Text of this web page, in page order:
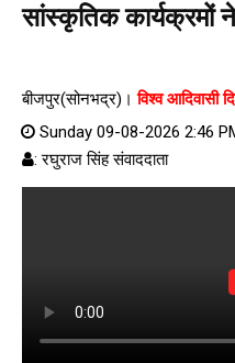
सांस्कृतिक कार्यक्रमों
बीजपुर(सोनभद्र)।विश्व आदिवासी
Sunday 09-08-2026 2:46
: रघुराज सिंह संवाददाता